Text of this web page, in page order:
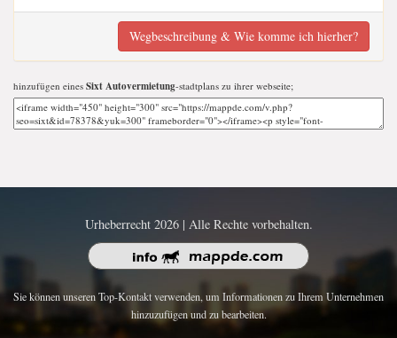
Wegbeschreibung & Wie komme ich hierher?
hinzufügen eines Sixt Autovermietung-stadtplans zu ihrer webseite;
Urheberrecht 2026 | Alle Rechte vorbehalten.
Sie können unseren Top-Kontakt verwenden, um Informationen zu Ihrem Unternehmen
hinzuzufügen und zu bearbeiten.